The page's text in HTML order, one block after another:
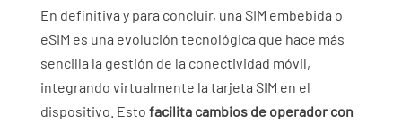
En definitiva y para concluir, una SIM embebida o
eSIM es una evolución tecnológica que hace más
sencilla la gestión de la conectividad móvil,
integrando virtualmente la tarjeta SIM en el
dispositivo. Esto facilita cambios de operador con